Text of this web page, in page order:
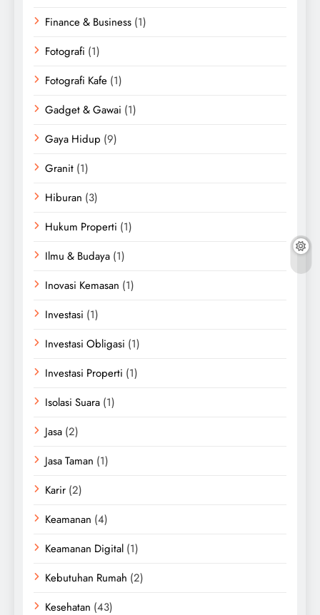
Finance & Business (1)
Fotografi (1)
Fotografi Kafe (1)
Gadget & Gawai (1)
Gaya Hidup (9)
Granit (1)
Hiburan (3)
Hukum Properti (1)
Ilmu & Budaya (1)
Inovasi Kemasan (1)
Investasi (1)
Investasi Obligasi (1)
Investasi Properti (1)
Isolasi Suara (1)
Jasa (2)
Jasa Taman (1)
Karir (2)
Keamanan (4)
Keamanan Digital (1)
Kebutuhan Rumah (2)
Kesehatan (43)